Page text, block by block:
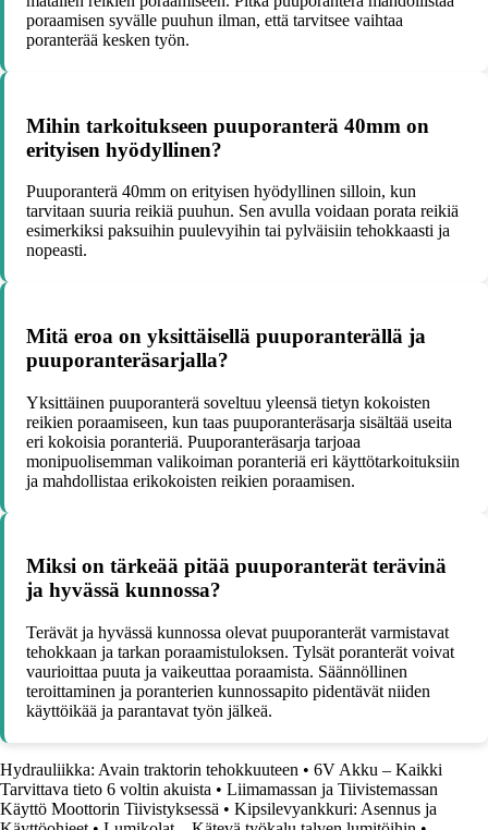
poraamisen syvälle puuhun ilman, että tarvitsee vaihtaa
poranterää kesken työn.
Mihin tarkoitukseen puuporanterä 40mm on
erityisen hyödyllinen?
Puuporanterä 40mm on erityisen hyödyllinen silloin, kun
tarvitaan suuria reikiä puuhun. Sen avulla voidaan porata reikiä
esimerkiksi paksuihin puulevyihin tai pylväisiin tehokkaasti ja
nopeasti.
Mitä eroa on yksittäisellä puuporanterällä ja
puuporanteräsarjalla?
Yksittäinen puuporanterä soveltuu yleensä tietyn kokoisten
reikien poraamiseen, kun taas puuporanteräsarja sisältää useita
eri kokoisia poranteriä. Puuporanteräsarja tarjoaa
monipuolisemman valikoiman poranteriä eri käyttötarkoituksiin
ja mahdollistaa erikokoisten reikien poraamisen.
Miksi on tärkeää pitää puuporanterät terävinä
ja hyvässä kunnossa?
Terävät ja hyvässä kunnossa olevat puuporanterät varmistavat
tehokkaan ja tarkan poraamistuloksen. Tylsät poranterät voivat
vaurioittaa puuta ja vaikeuttaa poraamista. Säännöllinen
teroittaminen ja poranterien kunnossapito pidentävät niiden
käyttöikää ja parantavat työn jälkeä.
Hydrauliikka: Avain traktorin tehokkuuteen • 6V Akku – Kaikki
Tarvittava tieto 6 voltin akuista • Liimamassan ja Tiivistemassan
Käyttö Moottorin Tiivistyksessä • Kipsilevyankkuri: Asennus ja